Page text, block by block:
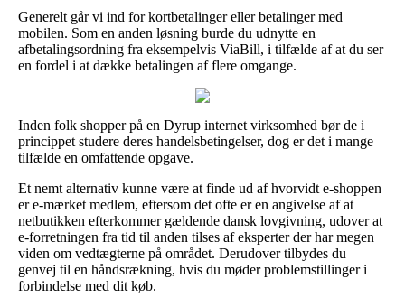
Generelt går vi ind for kortbetalinger eller betalinger med
mobilen. Som en anden løsning burde du udnytte en
afbetalingsordning fra eksempelvis ViaBill, i tilfælde af at du ser
en fordel i at dække betalingen af flere omgange.
Inden folk shopper på en Dyrup internet virksomhed bør de i
princippet studere deres handelsbetingelser, dog er det i mange
tilfælde en omfattende opgave.
Et nemt alternativ kunne være at finde ud af hvorvidt e-shoppen
er e-mærket medlem, eftersom det ofte er en angivelse af at
netbutikken efterkommer gældende dansk lovgivning, udover at
e-forretningen fra tid til anden tilses af eksperter der har megen
viden om vedtægterne på området. Derudover tilbydes du
genvej til en håndsrækning, hvis du møder problemstillinger i
forbindelse med dit køb.